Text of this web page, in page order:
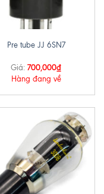
Pre tube JJ 6SN7
Giá: 700,000₫
Hàng đang về